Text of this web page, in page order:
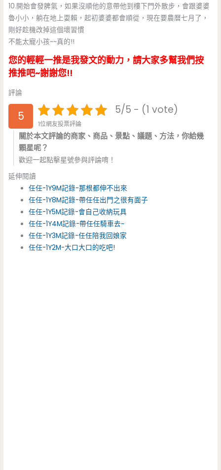
10.開始會發脾氣，如果沒順他的意帶他到樓下門外散步，會跟婆婆
魯小小，躺在地上耍賴，起初婆婆都會順從，現在要農曆七月了，
剛好趁機改掉這個壞習慣
不能太寵小孩~~真的!!
您的輕輕一推是我發文的動力，請大家多幫我們按
推推吧~謝謝您!!
評論
5 5/5 - (1 vote)
1位網友投票評論
關於本文評論的商家、商品、景點、議題、方法，你給幾
顆星呢？
歡迎一起點擊星號參與評論唷！
延伸閱讀
任任-1Y9M記錄-那根都伸不出來
任任-1Y8M記錄-帶任任出門之很有面子
任任-1Y5M記錄-會自己收納玩具
任任-1Y4M記錄-帶任任騎車去~
任任-1Y3M記錄-任任陪我回娘家
任任-1Y2M-大口大口的吃吧!